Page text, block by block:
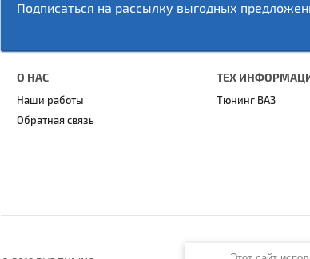
Подписаться на рассылку выгодных
О НАС
Наши работы
Обратная связь
ТЕХ
Тюнинг ВАЗ